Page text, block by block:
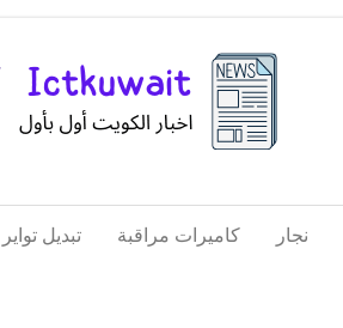
الكويت
تكنولوجيا
المعلومات
تبديل تواير كاميرات مراقبة نجار